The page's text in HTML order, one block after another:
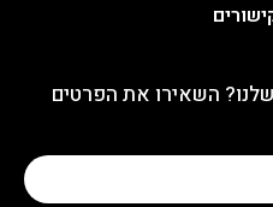
השאירו את הפרטים